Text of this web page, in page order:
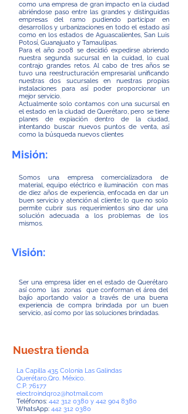
como una empresa de gran impacto en la ciudad
abriéndose paso entre las grandes y distinguidas
empresas del ramo pudiendo participar en
desarrollos y urbanizaciones en todo el estado así
como en los estados de Aguascalientes, San Luis
Potosí, Guanajuato y Tamaulipas.
Para el año 2008 se decidió expedirse abriendo
nuestra segunda sucursal en la cuidad, lo cual
contrajo grandes retos. Al cabo de tres años se
tuvo una reestructuración empresarial unificando
nuestras dos sucursales en nuestras propias
instalaciones para así poder proporcionar un
mejor servicio.
Actualmente solo contamos con una sucursal en
el estado en la ciudad de Querétaro, pero se tiene
planes de expiación dentro de la ciudad,
intentando buscar nuevos puntos de venta, así
como la búsqueda nuevos clientes
Misión:
Somos una empresa comercializadora de
material, equipo eléctrico e iluminación con mas
de diez años de experiencia, enfocada en dar un
buen servicio y atención al cliente; lo que no solo
permite cubrir sus requerimientos sino dar una
solución adecuada a los problemas de los
mismos.
Visión:
Ser una empresa líder en el estado de Querétaro
así como las zonas que conforman el área del
bajío aportando valor a través de una buena
experiencia de compra brindada por un buen
servicio, así como por las soluciones brindadas.
Nuestra tienda
La Capilla 435 Colonia Las Galindas
Querétaro,Qro. México.
C.P. 76177
electroindqro2@hotmail.com
Teléfonos: 442 312 0380 y 442 904 8380
WhatsApp: 442 312 0380